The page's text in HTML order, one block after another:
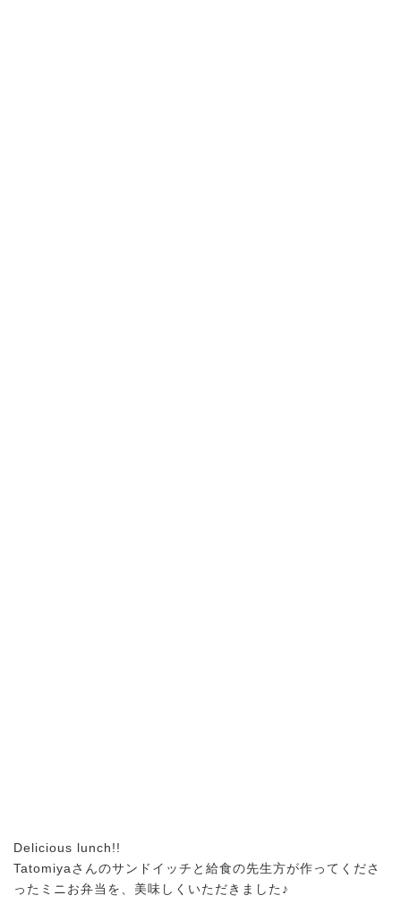
Delicious lunch!!
Tatomiyaさんのサンドイッチと給食の先生方が作ってくださ
ったミニお弁当を、美味しくいただきました♪